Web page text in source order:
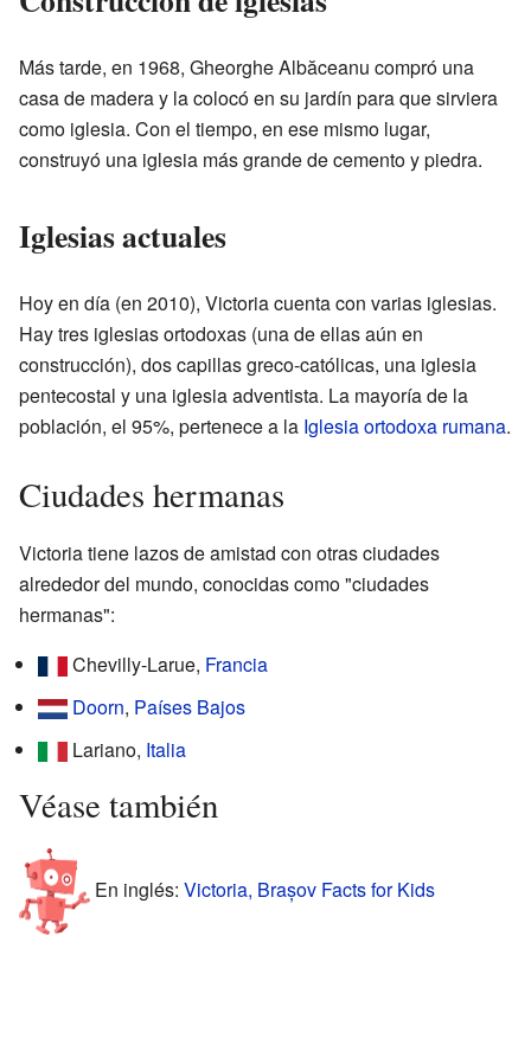
Más tarde, en 1968, Gheorghe Albăceanu compró una
casa de madera y la colocó en su jardín para que sirviera
como iglesia. Con el tiempo, en ese mismo lugar,
construyó una iglesia más grande de cemento y piedra.
Iglesias actuales
Hoy en día (en 2010), Victoria cuenta con varias iglesias.
Hay tres iglesias ortodoxas (una de ellas aún en
construcción), dos capillas greco-católicas, una iglesia
pentecostal y una iglesia adventista. La mayoría de la
población, el 95%, pertenece a la Iglesia ortodoxa rumana.
Ciudades hermanas
Victoria tiene lazos de amistad con otras ciudades
alrededor del mundo, conocidas como "ciudades
hermanas":
Chevilly-Larue, Francia
Doorn, Países Bajos
Lariano, Italia
Véase también
En inglés: Victoria, Brașov Facts for Kids